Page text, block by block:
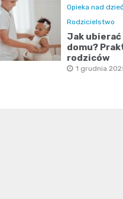
Opieka nad
Rodzicielstwo
Jak
domu?
rodziców
1 grudnia